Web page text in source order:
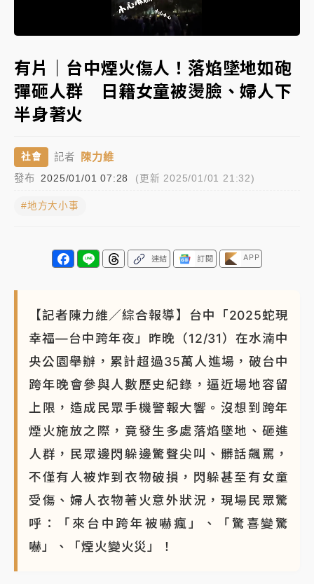
女律師陳昱瑄詐慈濟10億！黃金158kg遭查扣畫面曝光
旅局回應了
中信慈善基金會想增加董事人數！辜仲諒向法院聲請遭
駁 理由曝光
故宮《龍藏經》特展第2檔！今線上預約開賣一度塞車
周六起展出延長至晚上7時
押庭
雨熱區曝
Loaded:
100.00%
有片｜台中煙火傷人！落焰墜地如砲
彈砸人群 日籍女童被燙臉、婦人下
半身著火
社會 記者 陳力維
發布 2025/01/01 07:28 (更新 2025/01/01 21:32)
#地方大小事
連結 訂閱 APP
【記者陳力維／綜合報導】台中「2025蛇現
幸福—台中跨年夜」昨晚（12/31）在水湳中
央公園舉辦，累計超過35萬人進場，破台中
跨年晚會參與人數歷史紀錄，逼近場地容留
上限，造成民眾手機警報大響。沒想到跨年
煙火施放之際，竟發生多處落焰墜地、砸進
人群，民眾邊閃躲邊驚聲尖叫、髒話飆罵，
不僅有人被炸到衣物破損，閃躲甚至有女童
受傷、婦人衣物著火意外狀況，現場民眾驚
呼：「來台中跨年被嚇瘋」、「驚喜變驚
嚇」、「煙火變火災」！